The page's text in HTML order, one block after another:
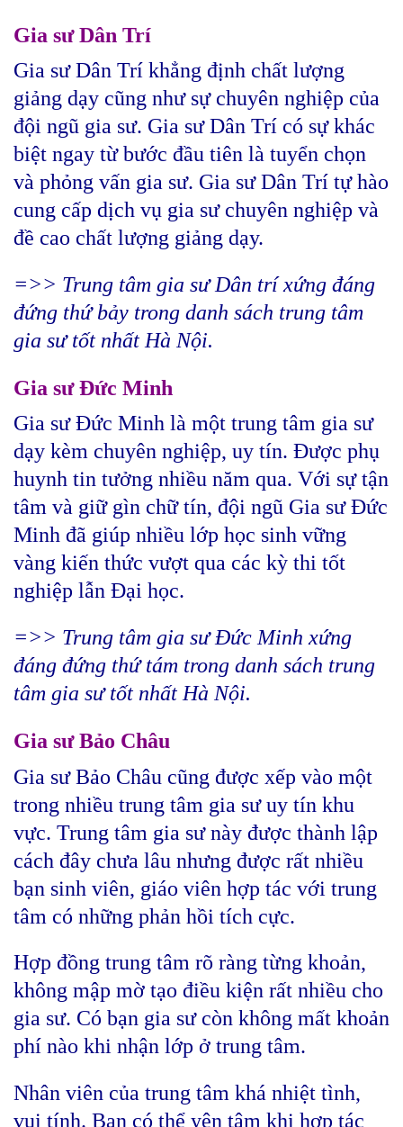
Gia sư Dân Trí
Gia sư Dân Trí khẳng định chất lượng
giảng dạy cũng như sự chuyên nghiệp của
đội ngũ gia sư. Gia sư Dân Trí có sự khác
biệt ngay từ bước đầu tiên là tuyển chọn
và phỏng vấn gia sư. Gia sư Dân Trí tự hào
cung cấp dịch vụ gia sư chuyên nghiệp và
đề cao chất lượng giảng dạy.
=>> Trung tâm gia sư Dân trí xứng đáng
đứng thứ bảy trong danh sách trung tâm
gia sư tốt nhất Hà Nội.
Gia sư Đức Minh
Gia sư Đức Minh là một trung tâm gia sư
dạy kèm chuyên nghiệp, uy tín. Được phụ
huynh tin tưởng nhiều năm qua. Với sự tận
tâm và giữ gìn chữ tín, đội ngũ Gia sư Đức
Minh đã giúp nhiều lớp học sinh vững
vàng kiến thức vượt qua các kỳ thi tốt
nghiệp lẫn Đại học.
=>> Trung tâm gia sư Đức Minh xứng
đáng đứng thứ tám trong danh sách trung
tâm gia sư tốt nhất Hà Nội.
Gia sư Bảo Châu
Gia sư Bảo Châu cũng được xếp vào một
trong nhiều trung tâm gia sư uy tín khu
vực. Trung tâm gia sư này được thành lập
cách đây chưa lâu nhưng được rất nhiều
bạn sinh viên, giáo viên hợp tác với trung
tâm có những phản hồi tích cực.
Hợp đồng trung tâm rõ ràng từng khoản,
không mập mờ tạo điều kiện rất nhiều cho
gia sư. Có bạn gia sư còn không mất khoản
phí nào khi nhận lớp ở trung tâm.
Nhân viên của trung tâm khá nhiệt tình,
vui tính. Bạn có thể yên tâm khi hợp tác